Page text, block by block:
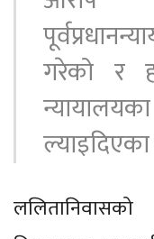
गरेको र